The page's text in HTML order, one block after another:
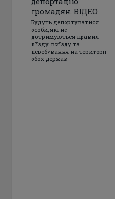
громадян. ВІДЕО
Будуть депортуватися
особи, які не
дотримуються правил
в’їзду, виїзду та
перебування на території
обох держав